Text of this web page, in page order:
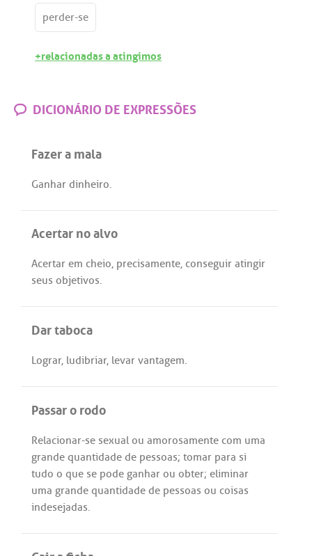
perder-se
+relacionadas a atingimos
DICIONÁRIO DE EXPRESSÕES
Fazer a mala
Ganhar dinheiro.
Acertar no alvo
Acertar em cheio, precisamente, conseguir atingir
seus objetivos.
Dar taboca
Lograr, ludibriar, levar vantagem.
Passar o rodo
Relacionar-se sexual ou amorosamente com uma
grande quantidade de pessoas; tomar para si
tudo o que se pode ganhar ou obter; eliminar
uma grande quantidade de pessoas ou coisas
indesejadas.